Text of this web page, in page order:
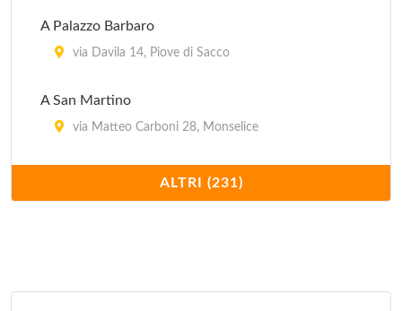
A Palazzo Barbaro
via Davila 14, Piove di Sacco
A San Martino
via Matteo Carboni 28, Monselice
via Liviana 99, Torreglia
ALTRI (231)